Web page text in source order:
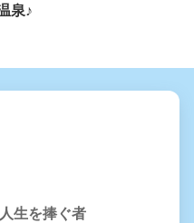
泉♪
生を捧ぐ者